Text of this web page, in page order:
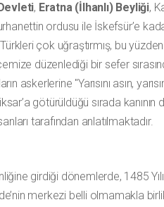
, Eratna (İlhanlı) Beyliği,
ordusu ile İskefsür’e
çok uğraştırmış, bu
düzenlediği bir sefer
askerlerine "Yarısını asın,
götürüldüğü sırada kanının
tarafından anlatılmaktadır.
girdiği dönemlerde, 1485
merkezi belli olmamakla